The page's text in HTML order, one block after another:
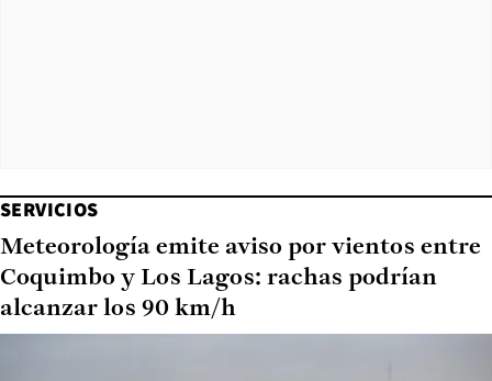
SERVICIOS
Meteorología emite aviso por vientos entre
Coquimbo y Los Lagos: rachas podrían
alcanzar los 90 km/h